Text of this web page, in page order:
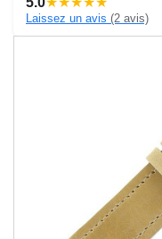
Laissez un avis (2 avis)